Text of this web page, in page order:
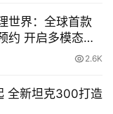
动力短缺的态势
，以用户体验为中
世界：全球首款
约 开启多模态具
2.6K
全新坦克300打造